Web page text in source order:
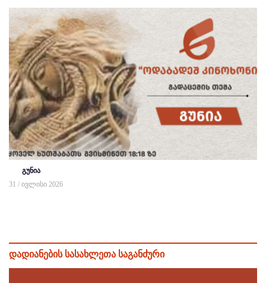
გუნია
31 / ივლისი 2026
დადიანების სასახლეთა საგანძური